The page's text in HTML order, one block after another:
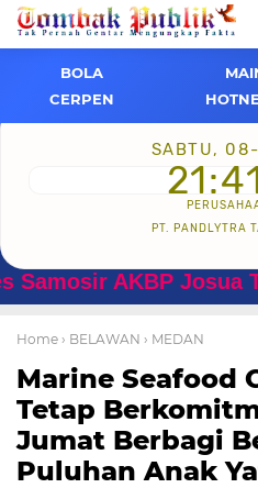
BOLA
CERPEN
SABTU,
PT. PANDLYTRA
AKBP Josua
Home › BELAWAN › MEDAN
Marine Seafood
Tetap
Jumat Berbagi
Puluhan Anak